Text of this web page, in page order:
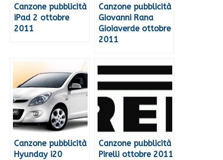
Canzone pubblicità
iPad 2 ottobre
2011
Canzone pubblicità
Giovanni Rana
Gioiaverde ottobre
2011
Canzone pubblicità
Hyunday i20
Canzone pubblicità
Pirelli ottobre 2011